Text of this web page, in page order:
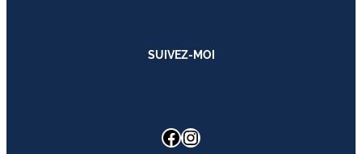
SUIVEZ-MOI
Facebook Instagram